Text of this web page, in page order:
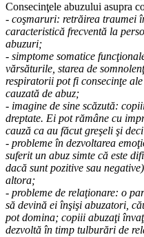
Consecinţele abuzului asupra
- coşmaruri: retrăirea traumei
caracteristică frecventă la
abuzuri;
- simptome somatice
vărsăturile, starea de
respiratorii pot fi consecinţe
cauzată de abuz;
- imagine de sine scăzută:
dreptate. Ei pot rămâne cu
cauză ca au făcut greşeli şi
- probleme în dezvoltarea
suferit un abuz simte că este
dacă sunt pozitive sau
altora;
- probleme de relaţionare: o
să devină ei înşişi abuzatori,
pot domina; copiii abuzaţi
dezvoltă în timp tulburări de